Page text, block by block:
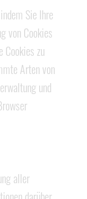
Sie Ihre
von Cookies
Cookies zu
Arten von
und
aller